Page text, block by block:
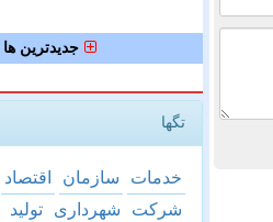
جدیدترین ها
تگها
خدمات سازمان اقتصاد
شركت
شهرداری تولید